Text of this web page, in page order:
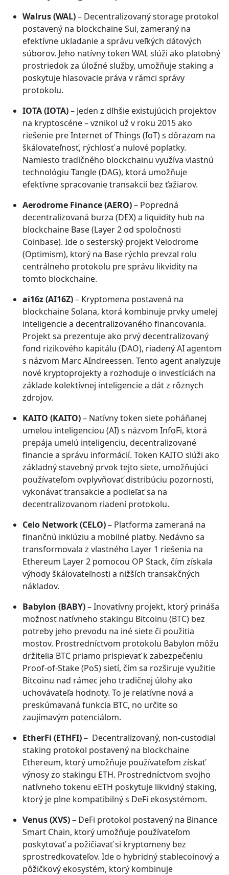
Walrus (WAL)– Decentralizovaný storage protokol
postavený na blockchaine Sui, zameraný na
efektívne ukladanie a správu veľkých dátových
súborov. Jeho natívny token WAL slúži ako platobný
prostriedok za úložné služby, umožňuje staking a
poskytuje hlasovacie práva v rámci správy
protokolu.
IOTA (IOTA)– Jeden z dlhšie existujúcich projektov
na kryptoscéne – vznikol už v roku 2015 ako
riešenie pre Internet of Things (IoT) s dôrazom na
škálovateľnosť, rýchlosť a nulové poplatky.
Namiesto tradičného blockchainu využíva vlastnú
technológiu Tangle (DAG), ktorá umožňuje
efektívne spracovanie transakcií bez ťažiarov.
Aerodrome Finance (AERO)– Popredná
decentralizovaná burza (DEX) a liquidity hub na
blockchaine Base (Layer 2 od spoločnosti
Coinbase). Ide o sesterský projekt Velodrome
(Optimism), ktorý na Base rýchlo prevzal rolu
centrálneho protokolu pre správu likvidity na
tomto blockchaine.
ai16z (AI16Z)– Kryptomena postavená na
blockchaine Solana, ktorá kombinuje prvky umelej
inteligencie a decentralizovaného financovania.
Projekt sa prezentuje ako prvý decentralizovaný
fond rizikového kapitálu (DAO), riadený AI agentom
s názvom Marc AIndreessen. Tento agent analyzuje
nové kryptoprojekty a rozhoduje o investíciách na
základe kolektívnej inteligencie a dát z rôznych
zdrojov.
KAITO (KAITO)– Natívny token siete poháňanej
umelou inteligenciou (AI) s názvom InfoFi, ktorá
prepája umelú inteligenciu, decentralizované
financie a správu informácií. Token KAITO slúži ako
základný stavebný prvok tejto siete, umožňujúci
používateľom ovplyvňovať distribúciu pozornosti,
vykonávať transakcie a podieľať sa na
decentralizovanom riadení protokolu.
Celo Network (CELO)– Platforma zameraná na
finančnú inklúziu a mobilné platby. Nedávno sa
transformovala z vlastného Layer 1 riešenia na
Ethereum Layer 2 pomocou OP Stack, čím získala
výhody škálovateľnosti a nižších transakčných
nákladov.
Babylon (BABY)– Inovatívny projekt, ktorý prináša
možnosť natívneho stakingu Bitcoinu (BTC) bez
potreby jeho prevodu na iné siete či použitia
mostov. Prostredníctvom protokolu Babylon môžu
držitelia BTC priamo prispievať k zabezpečeniu
Proof-of-Stake (PoS) sietí, čím sa rozširuje využitie
Bitcoinu nad rámec jeho tradičnej úlohy ako
uchovávateľa hodnoty. To je relatívne nová a
preskúmavaná funkcia BTC, no určite so
zaujímavým potenciálom.
EtherFi (ETHFI)– Decentralizovaný, non-custodial
staking protokol postavený na blockchaine
Ethereum, ktorý umožňuje používateľom získať
výnosy zo stakingu ETH. Prostredníctvom svojho
natívneho tokenu eETH poskytuje likvidný staking,
ktorý je plne kompatibilný s DeFi ekosystémom.
Venus (XVS)– DeFi protokol postavený na Binance
Smart Chain, ktorý umožňuje používateľom
poskytovať a požičiavať si kryptomeny bez
sprostredkovateľov. Ide o hybridný stablecoinový a
pôžičkový ekosystém, ktorý kombinuje